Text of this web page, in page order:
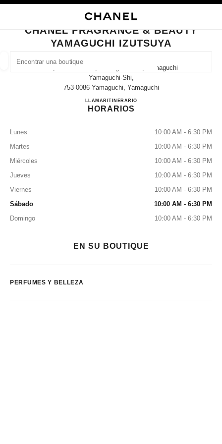
BUSCAR UNA BOUTIQUE
las sugerencias se muestran debajo de esta barra de búsqueda
0 Sugerencias disponibles
CERRAR TARJETA DE BOUTIQUE CHANEL FRAGRANCE & BEAUTY
CHANEL FRAGRANCE & BEAUTY
YAMAGUCHI IZUTSUYA
3-3, Nakaichi-Cho, Yamaguchi-Shi, Yamaguchi
Yamaguchi-Shi,
753-0086 Yamaguchi, Yamaguchi
LLAMAR083-922-0114
ITINERARIOCHANEL FRAGRANCE &
HORARIOS
Lunes
10:00 AM - 6:30 PM
Martes
10:00 AM - 6:30 PM
Miércoles
10:00 AM - 6:30 PM
Jueves
10:00 AM - 6:30 PM
Viernes
10:00 AM - 6:30 PM
Sábado
10:00 AM - 6:30 PM
Domingo
10:00 AM - 6:30 PM
EN SU BOUTIQUE
PERFUMES Y BELLEZA
resultado de los filtros por: RELOJERÍA Y JOYERÍA